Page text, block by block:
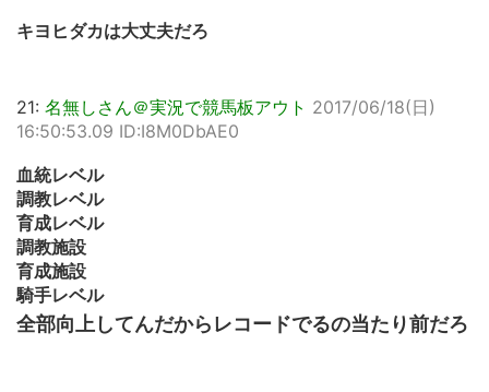
キヨヒダカは大丈夫だろ
21: 名無しさん＠実況で競馬板アウト 2017/06/18(日)
16:50:53.09 ID:I8M0DbAE0
血統レベル
調教レベル
育成レベル
調教施設
育成施設
騎手レベル
全部向上してんだからレコードでるの当たり前だろ